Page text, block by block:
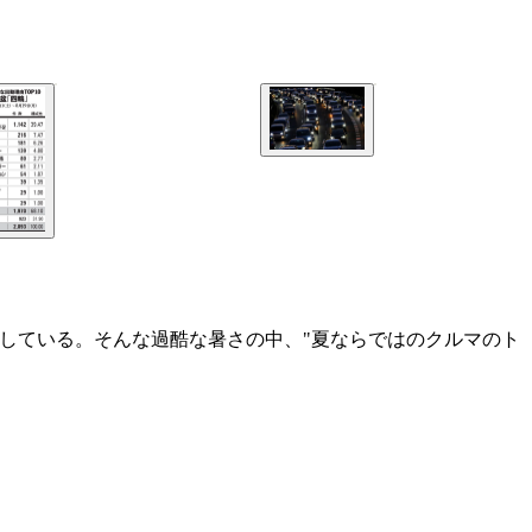
ている。そんな過酷な暑さの中、"夏ならではのクルマのト